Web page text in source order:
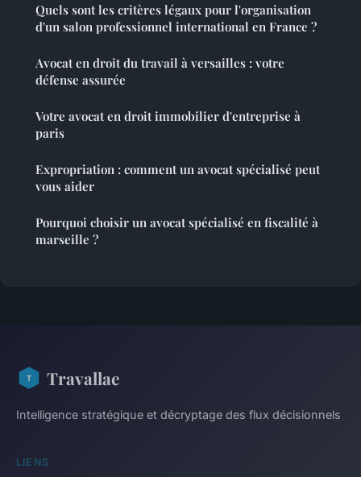
Quels sont les critères légaux pour l'organisation
d'un salon professionnel international en France ?
Avocat en droit du travail à versailles : votre
défense assurée
Votre avocat en droit immobilier d'entreprise à
paris
Expropriation : comment un avocat spécialisé peut
vous aider
Pourquoi choisir un avocat spécialisé en fiscalité à
marseille ?
Travallae
Intelligence stratégique et décryptage des flux décisionnels
LIENS